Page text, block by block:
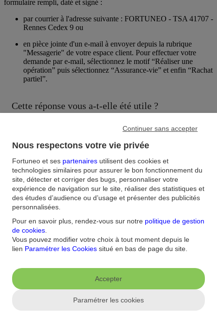
formulaire rempli, daté et signé :
par courrier à l'adresse suivante : FORTUNEO - TSA 41707 -
Rennes Cedex 9 ou
en pièce jointe d'un e-mail à envoyer depuis la rubrique
"Messagerie" de votre espace client. Pour effectuer votre
demande par e-mail, sélectionnez le motif “Réaliser une
opération” puis sélectionnez “Assurance-vie” et enfin “Rachat
partiel”.
Cette réponse vous a-t-elle été utile ?
Accueil /
FAQ/
Assurance-vie
Comment modifier ou suspendre mes rachats partiels
programmés ?
FAQ Nous contacter / RéclamationsFormulaires
Accessibilité : non
conformeSécuritéPlan du site
Nous respectons votre vie privée
Fortuneo et ses partenaires utilisent des cookies et
technologies similaires pour assurer le bon fonctionnement du
site, détecter et corriger des bugs, personnaliser votre
expérience de navigation sur le site, réaliser des statistiques et
des études d’audience ou d’usage et présenter des publicités
personnalisées.
Pour en savoir plus, rendez-vous sur notre politique de gestion
de cookies
Vous pouvez modifier votre choix à tout moment depuis le
lien Paramétrer les Cookies situé en bas de page du site.
Accepter
Continuer sans accepter
Paramétrer les cookies